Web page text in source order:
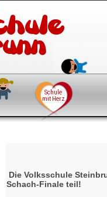
Die Volksschule
Schach-Finale teil!